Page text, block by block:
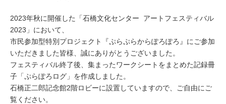
2023年秋に開催した「石橋文化センター アートフェスティバル
2023」において、
市民参加型特別プロジェクト『ぷらぷらからぽろぽろ』にご参加
いただきました皆様、誠にありがとうございました。
フェスティバル終了後、集まったワークシートをまとめた記録冊
子「ぷらぽろログ」を作成しました。
石橋正二郎記念館2階ロビーに設置していますので、ご自由にご
覧ください。